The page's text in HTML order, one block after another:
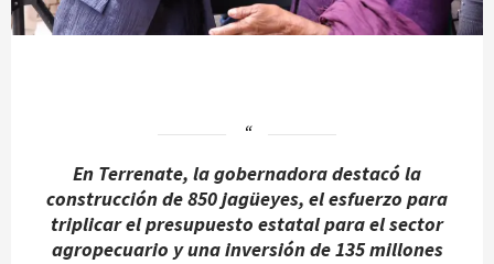
En Terrenate, la gobernadora destacó la
construcción de 850 jagüeyes, el esfuerzo para
triplicar el presupuesto estatal para el sector
agropecuario y una inversión de 135 millones